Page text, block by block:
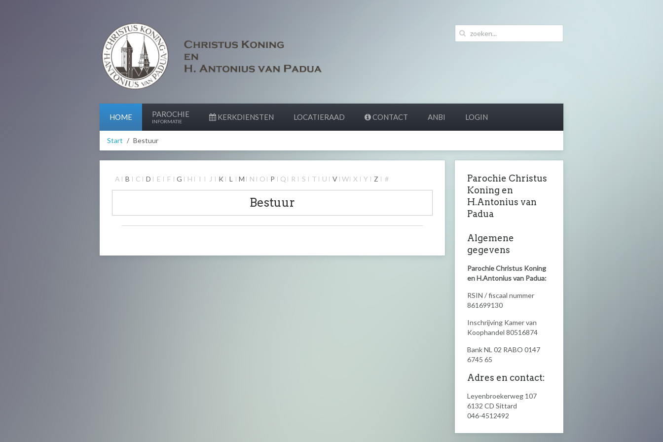
HOME PAROCHIE
INFORMATIE KERKDIENSTEN LOCATIERAAD CONTACT ANBI LOGIN
Start Bestuur
A B C D E F G H I J K L M N O P Q R S T U V W X Y Z #
Bestuur
Parochie Christus
Koning en
H.Antonius van
Padua
Algemene
gegevens
Parochie Christus Koning
en H.Antonius van Padua:
RSIN / fiscaal nummer
861699130
Inschrijving Kamer van
Koophandel 80516874
Bank NL 02 RABO 0147
6745 65
Adres en contact:
Leyenbroekerweg 107
6132 CD Sittard
046-4512492